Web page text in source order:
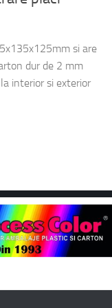
si are
dur de 2 mm
interior si exterior